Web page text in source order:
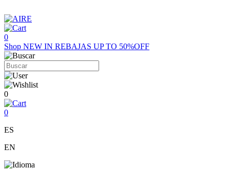
0
Shop NEW IN REBAJAS UP TO 50%OFF
0
0
ES
EN